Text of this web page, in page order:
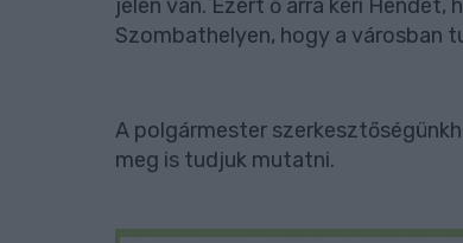
jelen van. Ezért ő arra kéri
Szombathelyen, hogy a városban
A polgármester
meg is tudjuk mutatni.